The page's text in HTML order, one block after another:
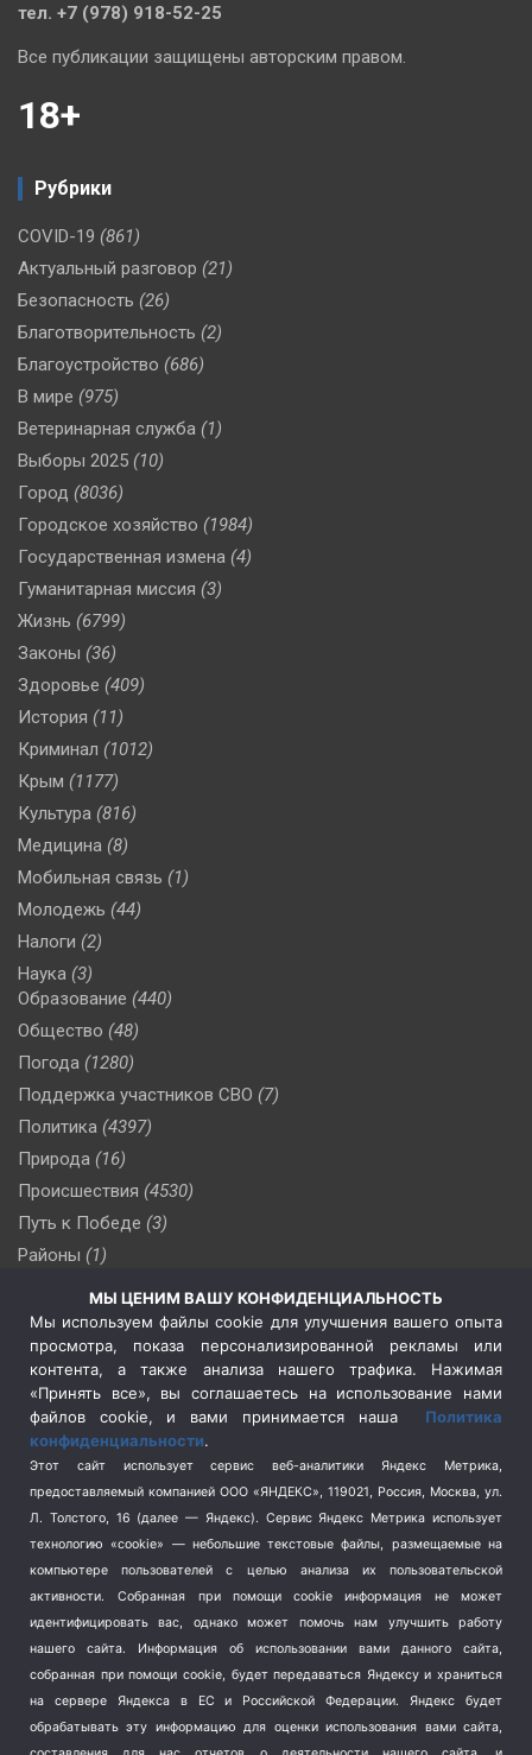
тел. +7 (978) 918-52-25
Все публикации защищены авторским правом.
18+
Рубрики
COVID-19 (861)
Актуальный разговор (21)
Безопасность (26)
Благотворительность (2)
Благоустройство (686)
В мире (975)
Ветеринарная служба (1)
Выборы 2025 (10)
Город (8036)
Городское хозяйство (1984)
Государственная измена (4)
Гуманитарная миссия (3)
Жизнь (6799)
Законы (36)
Здоровье (409)
История (11)
Криминал (1012)
Крым (1177)
Культура (816)
Медицина (8)
Мобильная связь (1)
Молодежь (44)
Налоги (2)
Наука (3)
Образование (440)
Общество (48)
Погода (1280)
Поддержка участников СВО (7)
Политика (4397)
Природа (16)
Происшествия (4530)
Путь к Победе (3)
Районы (1)
Сельское хозяйство (3)
Социальная политика
(3)
Спецоперация в Украине
Спецоперация на Украине
(404)
Спорт (740)
Терроризм (1)
Транспорт (262)
Туризм (178)
Флот (76)
Школа и спорт (2)
Экология (8)
Экономика (1172)
МЫ ЦЕНИМ ВАШУ КОНФИДЕНЦИАЛЬНОСТЬ
Мы используем файлы cookie для улучшения вашего опыта
просмотра, показа персонализированной рекламы или
контента, а также анализа нашего трафика. Нажимая
«Принять все», вы соглашаетесь на использование нами
файлов cookie, и вами принимается наша Политика
конфиденциальности.
Этот сайт использует сервис веб-аналитики Яндекс Метрика,
предоставляемый компанией ООО «ЯНДЕКС», 119021, Россия, Москва, ул.
Л. Толстого, 16 (далее — Яндекс). Сервис Яндекс Метрика использует
технологию «cookie» — небольшие текстовые файлы, размещаемые на
компьютере пользователей с целью анализа их пользовательской
активности.
Собранная при помощи cookie информация не может
идентифицировать вас, однако может помочь нам улучшить работу
нашего сайта. Информация об использовании вами данного сайта,
собранная при помощи cookie, будет передаваться Яндексу и храниться
на сервере Яндекса в ЕС и Российской Федерации. Яндекс будет
обрабатывать эту информацию для оценки использования вами сайта,